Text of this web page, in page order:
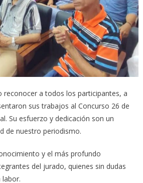
reconocer a todos los participantes, a
sus trabajos al Concurso 26 de
Su esfuerzo y dedicación son un
de nuestro periodismo.
y el más profundo
del jurado, quienes sin dudas